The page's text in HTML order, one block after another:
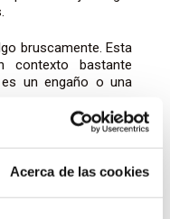
Acerca de las cookies
bruscamente. Esta
contexto bastante
un engaño o una
para no acudir a un
esta frase
que mientes pero